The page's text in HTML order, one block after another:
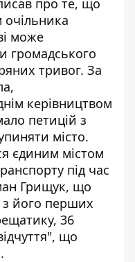
про те, що
може
громадського
тривог. За
керівництвом
петицій з
місто.
єдиним містом
під час
Грищук, що
з його перших
36
що